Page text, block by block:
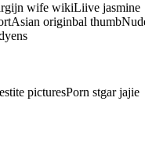
wife wikiLiive jasmine
originbal
picturesPorn stgar jajie